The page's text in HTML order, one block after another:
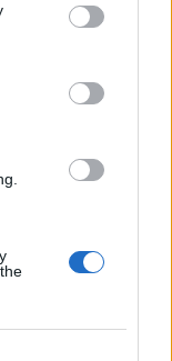
átiratot a
hogy
szakaszába
meg,